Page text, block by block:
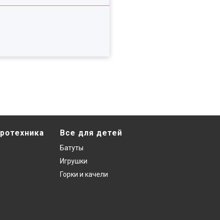
Все для детей
Батуты
Игрушки
Горки и качели